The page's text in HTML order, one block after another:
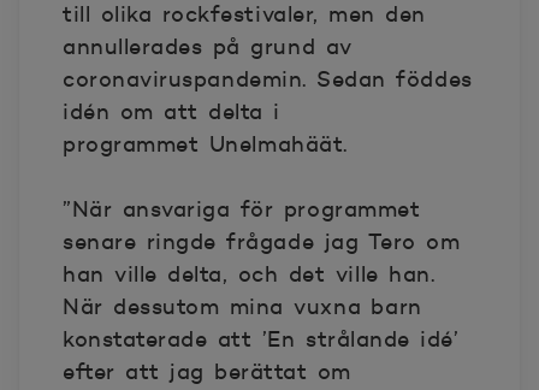
till olika rockfestivaler, men den
annullerades på grund av
coronaviruspandemin. Sedan föddes
idén om att delta i
programmet Unelmahäät.
”När ansvariga för programmet
senare ringde frågade jag Tero om
han ville delta, och det ville han.
När dessutom mina vuxna barn
konstaterade att ’En strålande idé’
efter att jag berättat om